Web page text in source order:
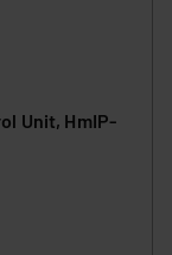
Unit, HmIP-